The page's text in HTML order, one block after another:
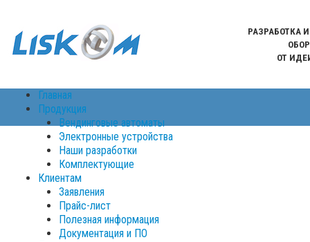
РАЗРАБОТКА
ОТ
Главная
Продукция
Вендинговые автоматы
Электронные устройства
Наши разработки
Комплектующие
Клиентам
Заявления
Прайс-лист
Полезная информация
Документация и ПО